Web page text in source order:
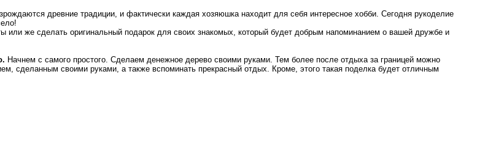
древние традиции, и фактически каждая хозяюшка находит для себя интересное хобби. Сегодня рукоделие
или же сделать оригинальный подарок для своих знакомых, который будет добрым напоминанием о вашей дружбе и
Начнем с самого простого. Сделаем денежное дерево своими руками. Тем более после отдыха за границей можно
сделанным своими руками, а также вспоминать прекрасный отдых. Кроме, этого такая поделка будет отличным